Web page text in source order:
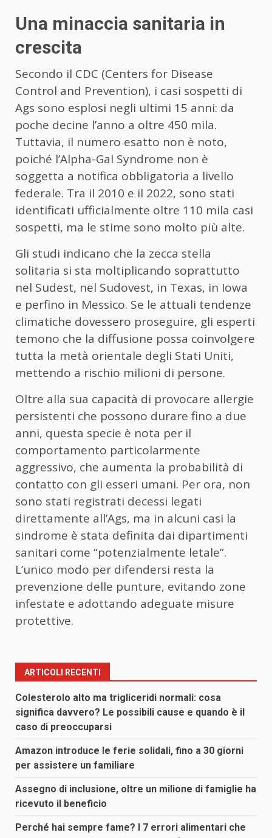
Una minaccia sanitaria in
crescita
Secondo il CDC (Centers for Disease
Control and Prevention), i casi sospetti di
Ags sono esplosi negli ultimi 15 anni: da
poche decine l’anno a oltre 450 mila.
Tuttavia, il numero esatto non è noto,
poiché l’Alpha-Gal Syndrome non è
soggetta a notifica obbligatoria a livello
federale. Tra il 2010 e il 2022, sono stati
identificati ufficialmente oltre 110 mila casi
sospetti, ma le stime sono molto più alte.
Gli studi indicano che la zecca stella
solitaria si sta moltiplicando soprattutto
nel Sudest, nel Sudovest, in Texas, in Iowa
e perfino in Messico. Se le attuali tendenze
climatiche dovessero proseguire, gli esperti
temono che la diffusione possa coinvolgere
tutta la metà orientale degli Stati Uniti,
mettendo a rischio milioni di persone.
Oltre alla sua capacità di provocare allergie
persistenti che possono durare fino a due
anni, questa specie è nota per il
comportamento particolarmente
aggressivo, che aumenta la probabilità di
contatto con gli esseri umani. Per ora, non
sono stati registrati decessi legati
direttamente all’Ags, ma in alcuni casi la
sindrome è stata definita dai dipartimenti
sanitari come “potenzialmente letale”.
L’unico modo per difendersi resta la
prevenzione delle punture, evitando zone
infestate e adottando adeguate misure
protettive.
ARTICOLI RECENTI
Colesterolo alto ma trigliceridi normali: cosa
significa davvero? Le possibili cause e quando è il
caso di preoccuparsi
Amazon introduce le ferie solidali, fino a 30 giorni
per assistere un familiare
Assegno di inclusione, oltre un milione di famiglie ha
ricevuto il beneficio
Perché hai sempre fame? I 7 errori alimentari che